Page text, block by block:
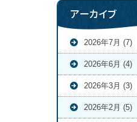
アーカイブ
2026年7月 (7)
2026年6月 (4)
2026年3月 (3)
2026年2月 (5)